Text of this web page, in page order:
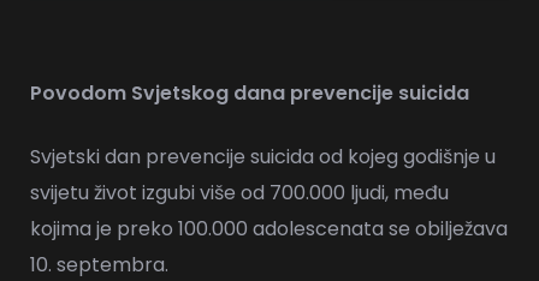
Povodom Svjetskog dana prevencije suicida
Svjetski dan prevencije suicida od kojeg godišnje u
svijetu život izgubi više od 700.000 ljudi, među
kojima je preko 100.000 adolescenata se obilježava
10. septembra.